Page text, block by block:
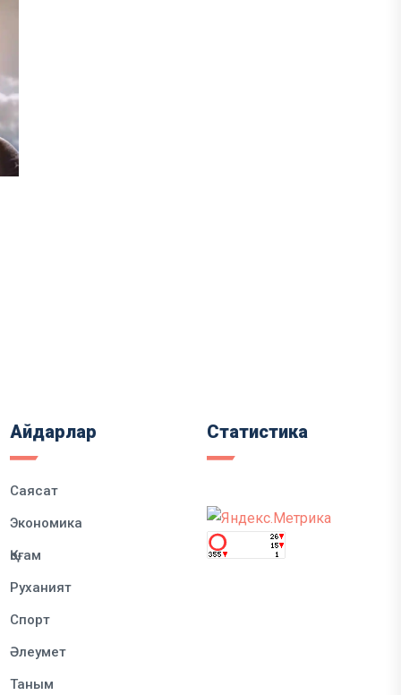
Айдарлар
Саясат
Экономика
Қоғам
Руханият
Спорт
Әлеумет
Таным
Статистика